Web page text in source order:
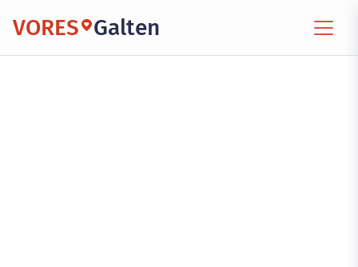
VORES Galten